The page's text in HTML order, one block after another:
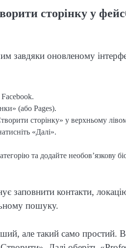
сторінку у
завдяки оновленому
Facebook.
(або Pages).
сторінку» у верхньому
«Далі».
та додайте необов’язкову
заповнити контакти,
пошуку.
але такий само простий.